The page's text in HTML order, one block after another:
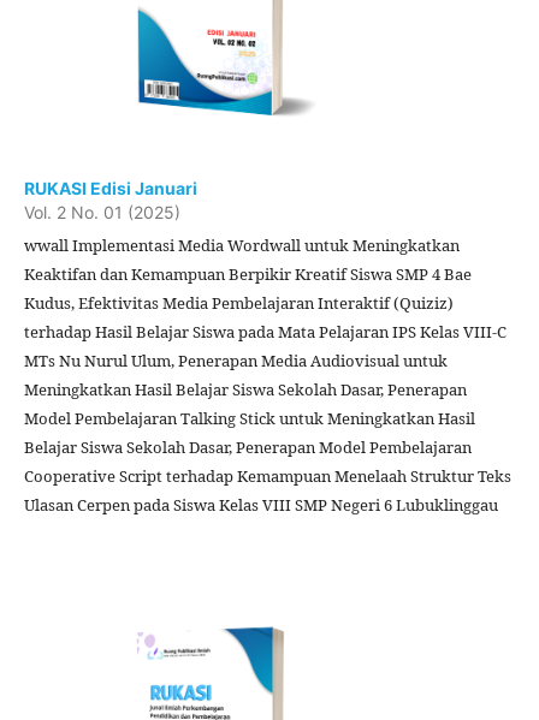
RUKASI Edisi Januari
Vol. 2 No. 01 (2025)
wwall Implementasi Media Wordwall untuk Meningkatkan
Keaktifan dan Kemampuan Berpikir Kreatif Siswa SMP 4 Bae
Kudus, Efektivitas Media Pembelajaran Interaktif (Quiziz)
terhadap Hasil Belajar Siswa pada Mata Pelajaran IPS Kelas VIII-C
MTs Nu Nurul Ulum, Penerapan Media Audiovisual untuk
Meningkatkan Hasil Belajar Siswa Sekolah Dasar, Penerapan
Model Pembelajaran Talking Stick untuk Meningkatkan Hasil
Belajar Siswa Sekolah Dasar, Penerapan Model Pembelajaran
Cooperative Script terhadap Kemampuan Menelaah Struktur Teks
Ulasan Cerpen pada Siswa Kelas VIII SMP Negeri 6 Lubuklinggau